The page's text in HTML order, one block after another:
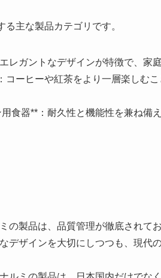
る主な製品カテゴリです。
レガントなデザインが特徴で、家
コーヒーや紅茶をより一層楽しむ
食器**：耐久性と機能性を兼ね備
の製品は、品質管理が徹底されて
デザインを大切にしつつも、現代